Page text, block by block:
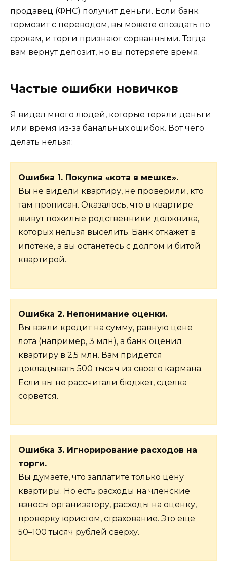
продавец (ФНС) получит деньги. Если банк
тормозит с переводом, вы можете опоздать по
срокам, и торги признают сорванными. Тогда
вам вернут депозит, но вы потеряете время.
Частые ошибки новичков
Я видел много людей, которые теряли деньги
или время из-за банальных ошибок. Вот чего
делать нельзя:
Ошибка 1. Покупка «кота в мешке».
Вы не видели квартиру, не проверили, кто
там прописан. Оказалось, что в квартире
живут пожилые родственники должника,
которых нельзя выселить. Банк откажет в
ипотеке, а вы останетесь с долгом и битой
квартирой.
Ошибка 2. Непонимание оценки.
Вы взяли кредит на сумму, равную цене
лота (например, 3 млн), а банк оценил
квартиру в 2,5 млн. Вам придется
докладывать 500 тысяч из своего кармана.
Если вы не рассчитали бюджет, сделка
сорвется.
Ошибка 3. Игнорирование расходов на
торги.
Вы думаете, что заплатите только цену
квартиры. Но есть расходы на членские
взносы организатору, расходы на оценку,
проверку юристом, страхование. Это еще
50–100 тысяч рублей сверху.